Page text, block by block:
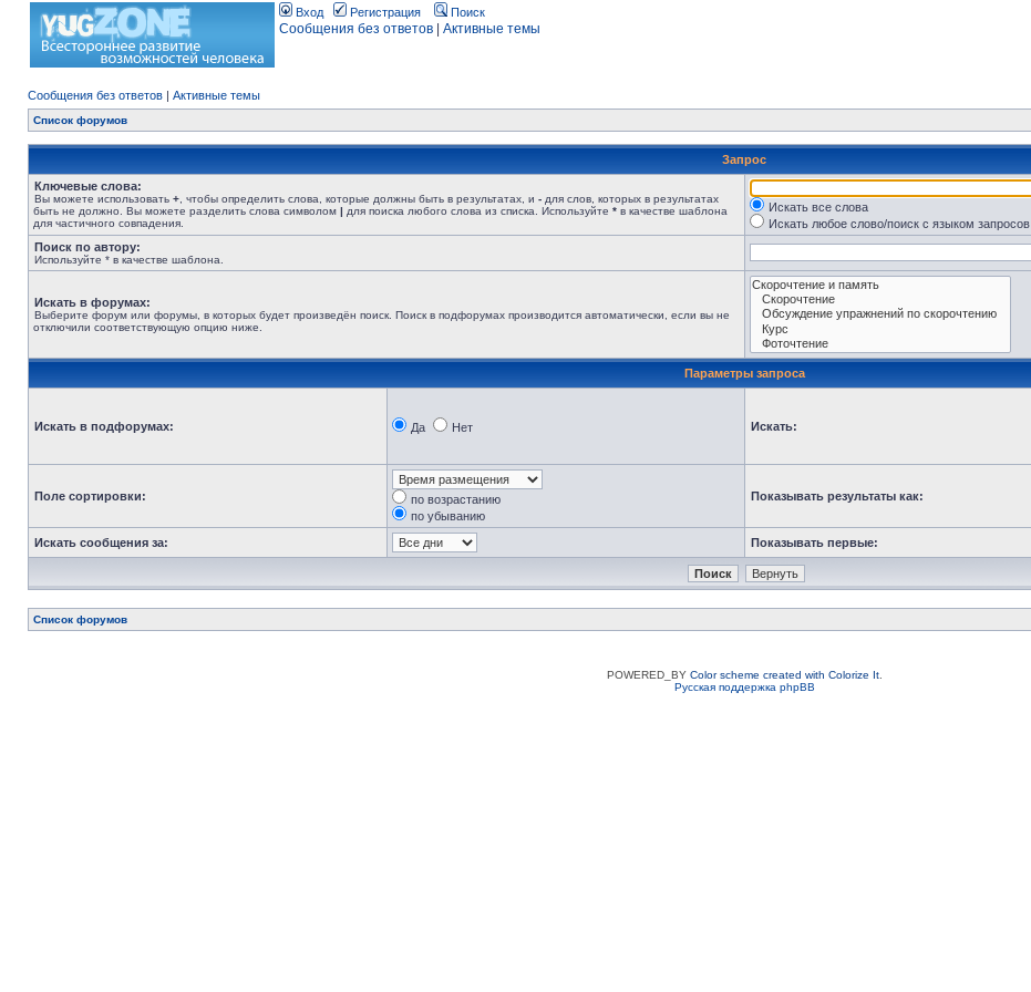
Вход Регистрация Поиск
Сообщения без ответов Активные темы
Сообщения без ответов | Активные темы
Список форумов
Запрос
Ключевые слова:
Вы можете использовать + , чтобы определить слова, которые должны быть в результатах, и - для слов, которых в результатах
быть не должно. Вы можете разделить слова символом | для поиска любого слова из списка. Используйте * в качестве шаблона
для частичного совпадения.
Искать все слова
Искать любое слово/поиск с языком запросов
Поиск по автору:
Используйте * в качестве шаблона.
Искать в форумах:
Выберите форум или форумы, в которых будет произведён поиск. Поиск в подфорумах производится автоматически, если вы не
отключили соответствующую опцию ниже.
Параметры запроса
Искать в подфорумах: Да Нет Искать:
Поле сортировки:
по возрастанию
по убыванию
Показывать результаты как:
Искать сообщения за: Показывать первые:
Список форумов
POWERED_BY Color scheme created with Colorize It.
Русская поддержка phpBB